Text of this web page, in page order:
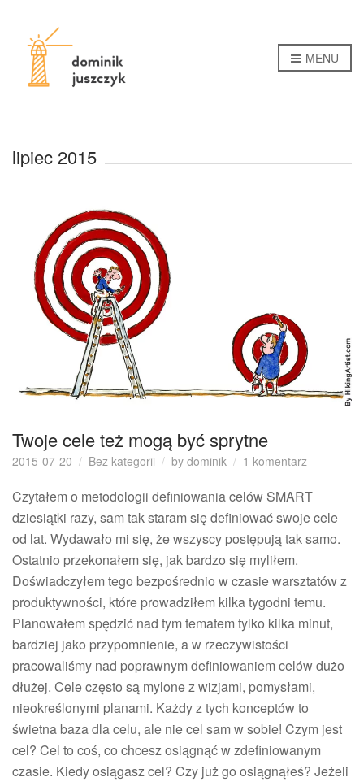
MENU
lipiec 2015
Twoje cele też mogą być sprytne
2015-07-20 Bez kategorii by dominik 1 komentarz
cele
też
być
Czytałem o metodologii definiowania celów SMART
dziesiątki razy, sam tak staram się definiować swoje cele
od lat. Wydawało mi się, że wszyscy postępują tak samo.
Ostatnio przekonałem się, jak bardzo się myliłem.
Doświadczyłem tego bezpośrednio w czasie warsztatów z
produktywności, które prowadziłem kilka tygodni temu.
Planowałem spędzić nad tym tematem tylko kilka minut,
bardziej jako przypomnienie, a w rzeczywistości
pracowaliśmy nad poprawnym definiowaniem celów dużo
dłużej. Cele często są mylone z wizjami, pomysłami,
nieokreślonymi planami. Każdy z tych konceptów to
świetna baza dla celu, ale nie cel sam w sobie! Czym jest
cel? Cel to coś, co chcesz osiągnąć w zdefiniowanym
czasie. Kiedy osiągasz cel? Czy już go osiągnąłeś? Jeżeli